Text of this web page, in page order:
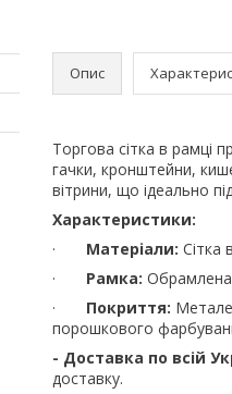
Опис
Торгова сітка в рамці
гачки, кронштейни,
вітрини, що ідеально
Характеристики:
· Матеріали: Сітка
· Рамка: Обрамлена
· Покриття:
порошкового
- Доставка по всій
доставку.